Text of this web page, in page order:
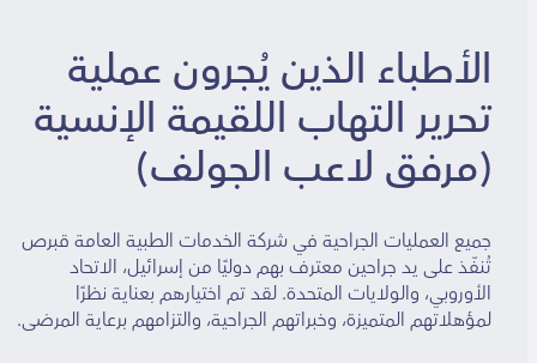
الأطباء الذين يُجرون عملية
تحرير التهاب اللقيمة الإنسية
(مرفق لاعب الجولف)
جميع العمليات الجراحية في شركة الخدمات الطبية العامة قبرص
تُنفّذ على يد جراحين معترف بهم دوليًا من إسرائيل، الاتحاد
الأوروبي، والولايات المتحدة. لقد تم اختيارهم بعناية نظرًا
لمؤهلاتهم المتميزة، وخبراتهم الجراحية، والتزامهم برعاية المرضى.